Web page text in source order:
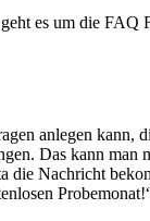
es um die FAQ
anlegen kann,
Das kann man
die Nachricht